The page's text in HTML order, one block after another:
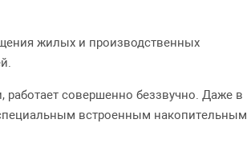
жилых и производственных
работает совершенно беззвучно. Даже в
специальным встроенным накопительным